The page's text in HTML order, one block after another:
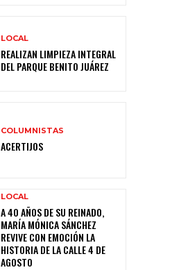
LOCAL
REALIZAN LIMPIEZA INTEGRAL
DEL PARQUE BENITO JUÁREZ
COLUMNISTAS
ACERTIJOS
LOCAL
A 40 AÑOS DE SU REINADO,
MARÍA MÓNICA SÁNCHEZ
REVIVE CON EMOCIÓN LA
HISTORIA DE LA CALLE 4 DE
AGOSTO